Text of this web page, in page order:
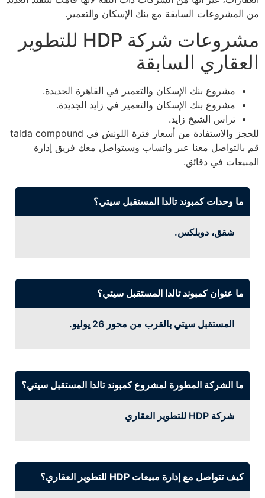
من المشروعات السابقة مع بنك الإسكان والتعمير.
مشروعات شركة HDP للتطوير
العقاري السابقة
مشروع بنك الإسكان والتعمير في القاهرة الجديدة.
مشروع بنك الإسكان والتعمير في زايد الجديدة.
تراس الشيخ زايد.
للحجز والاستفادة من أسعار فترة اللونش في talda compound
قم بالتواصل معنا عبر واتساب وسيتواصل معك فريق إدارة
المبيعات في دقائق.
ما وحدات كمبوند تالدا المستقبل سيتي؟
شقق، دوبلكس.
ما عنوان كمبوند تالدا المستقبل سيتي؟
المستقبل سيتي بالقرب من محور 26 يوليو.
ما الشركة المطورة لمشروع كمبوند تالدا المستقبل سيتي؟
شركة HDP للتطوير العقاري
كيف تتواصل مع إدارة مبيعات HDP للتطوير العقاري؟